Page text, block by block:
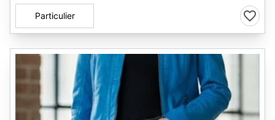
Particulier